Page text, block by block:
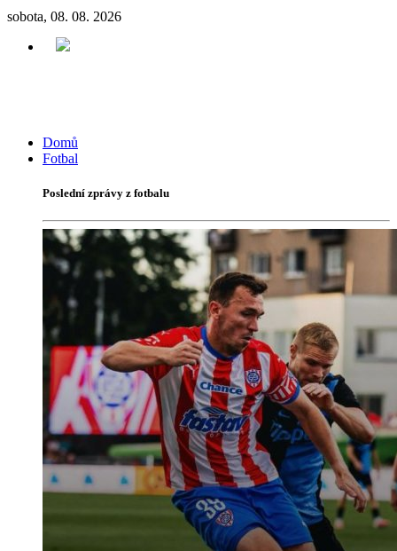
sobota, 08. 08. 2026
Domů
Fotbal
Poslední zprávy z fotbalu